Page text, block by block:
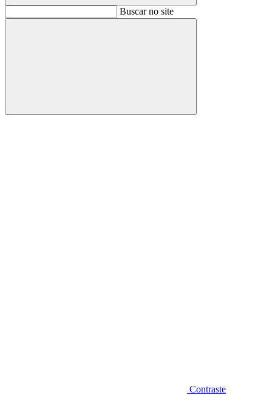
BuscarBuscar no site
Buscar
Contraste